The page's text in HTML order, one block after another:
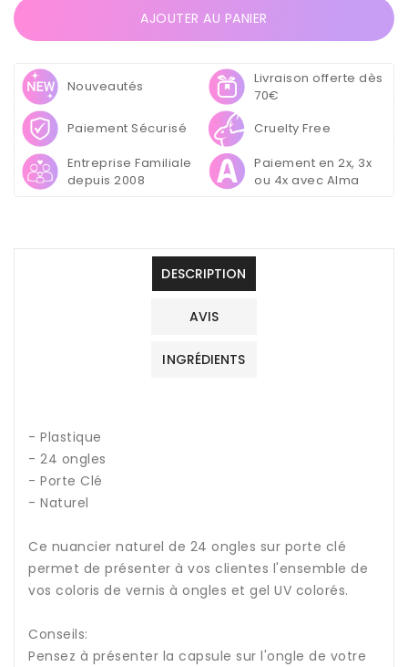
Nuancier
Naturel
24
ongles
-
Porte
clé
Nuancier
Naturel
24
-
clé
AJOUTER AU PANIER
Nouveautés
Livraison offerte dès
70€
Paiement Sécurisé
Cruelty Free
Entreprise Familiale
depuis 2008
Paiement en 2x, 3x
ou 4x avec Alma
DESCRIPTION
AVIS
INGRÉDIENTS
- Plastique
- 24 ongles
- Porte Clé
- Naturel
Ce nuancier naturel de 24 ongles sur porte clé
permet de présenter à vos clientes l'ensemble de
vos coloris de vernis à ongles et gel UV colorés.
Conseils:
Pensez à présenter la capsule sur l'ongle de votre